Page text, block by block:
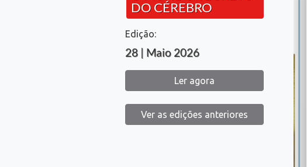
DO CÉREBRO
Edição:
28 | Maio 2026
Ler agora
Ver as edições anteriores